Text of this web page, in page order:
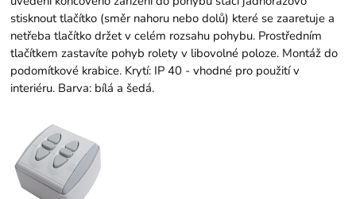
stisknout tlačítko (směr nahoru nebo dolů) které se zaaretuje a
netřeba tlačítko držet v celém rozsahu pohybu. Prostředním
tlačítkem zastavíte pohyb rolety v libovolné poloze. Montáž do
podomítkové krabice. Krytí: IP 40 - vhodné pro použití v
interiéru. Barva: bílá a šedá.